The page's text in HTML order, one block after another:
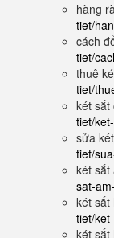
hàng
tiet/
cách
tiet/
thuê
tiet/
két sắt
tiet/
sửa
tiet/
két sắt
sat-
két sắt
tiet/
két sắt